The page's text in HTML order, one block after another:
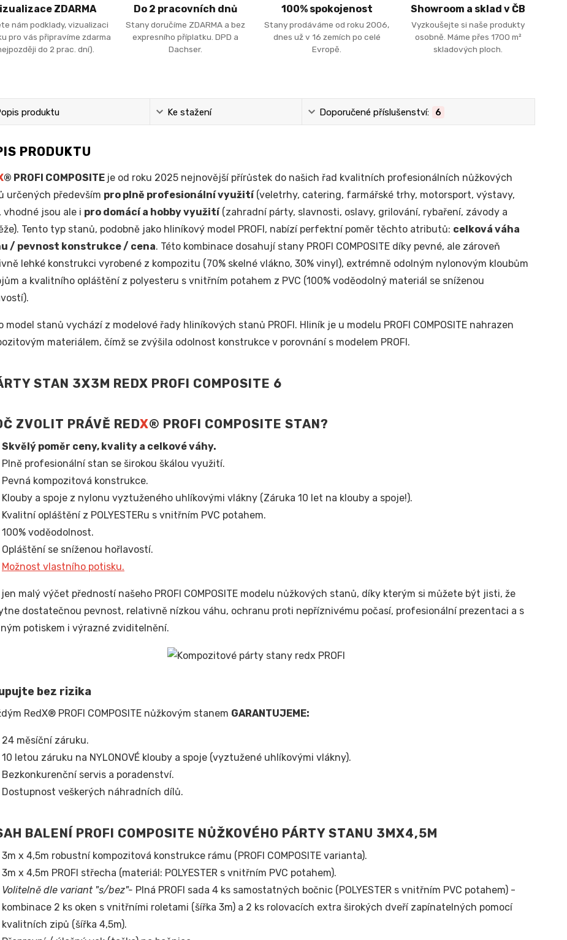
ZDARMA
nám podklady, vizualizaci
pro vás připravíme zdarma
do 2 prac. dní).
Do 2 pracovních dnů
Stany doručíme ZDARMA a bez
expresního příplatku. DPD a
Dachser.
100% spokojenost
Stany prodáváme od roku 2006,
dnes už v 16 zemích po celé
Evropě.
Showroom a sklad v ČB
Vyzkoušejte si naše produkty
osobně. Máme přes 1700 m²
skladových ploch.
produktu Ke stažení Doporučené příslušenství: 6
PRODUKTU
® PROFI COMPOSITE je od roku 2025 nejnovější přírůstek do našich řad kvalitních profesionálních nůžkových
určených především pro plně profesionální využití(veletrhy, catering, farmářské trhy, motorsport, výstavy,
vhodné jsou ale i pro domácí a hobby využití(zahradní párty, slavnosti, oslavy, grilování, rybaření, závody a
Tento typ stanů, podobně jako hliníkový model PROFI, nabízí perfektní poměr těchto atributů: celková váha
/ pevnost konstrukce / cena. Této kombinace dosahují stany PROFI COMPOSITE díky pevné, ale zároveň
lehké konstrukci vyrobené z kompozitu (70% skelné vlákno, 30% vinyl), extrémně odolným nylonovým kloubům
a kvalitního opláštění z polyesteru s vnitřním potahem z PVC (100% voděodolný materiál se sníženou
model stanů vychází z modelové řady hliníkových stanů PROFI. Hliník je u modelu PROFI COMPOSITE nahrazen
materiálem, čímž se zvýšila odolnost konstrukce v porovnání s modelem PROFI.
ZVOLIT PRÁVĚ REDX® PROFI COMPOSITE STAN?
Skvělý poměr ceny, kvality a celkové váhy.
Plně profesionální stan se širokou škálou využití.
Pevná kompozitová konstrukce.
Klouby a spoje z nylonu vyztuženého uhlíkovými vlákny (Záruka 10 let na klouby a spoje!).
Kvalitní opláštění z POLYESTERu s vnitřním PVC potahem.
100% voděodolnost.
Opláštění se sníženou hořlavostí.
Možnost vlastního potisku.
jen malý výčet předností našeho PROFI COMPOSITE modelu nůžkových stanů, díky kterým si můžete být jisti, že
dostatečnou pevnost, relativně nízkou váhu, ochranu proti nepříznivému počasí, profesionální prezentaci a s
potiskem i výrazné zviditelnění.
bez rizika
RedX® PROFI COMPOSITE nůžkovým stanem GARANTUJEME:
24 měsíční záruku.
10 letou záruku na NYLONOVÉ klouby a spoje (vyztužené uhlíkovými vlákny).
Bezkonkurenční servis a poradenství.
Dostupnost veškerých náhradních dílů.
BALENÍ PROFI COMPOSITE NŮŽKOVÉHO PÁRTY STANU 3MX4,5M
3m x 4,5m robustní kompozitová konstrukce rámu (PROFI COMPOSITE varianta).
3m x 4,5m PROFI střecha (materiál: POLYESTER s vnitřním PVC potahem).
Volitelně dle variant "s/bez"- Plná PROFI sada 4 ks samostatných bočnic (POLYESTER s vnitřním PVC potahem) -
kombinace 2 ks oken s vnitřními roletami (šířka 3m) a 2 ks rolovacích extra širokých dveří zapínatelných pomocí
kvalitních zipů (šířka 4,5m).